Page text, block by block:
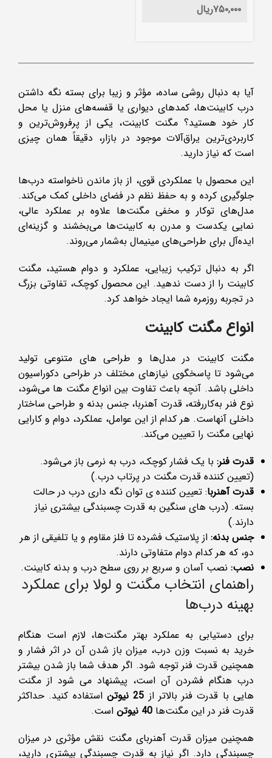
۷۵۰,۰۰۰ریال
آیا به دنبال روشی ساده، مؤثر و زیبا برای بسته نگه داشتن
درب کابینت‌ها، کمدهای دیواری یا قفسه‌های منزل یا محل
کار خود هستید؟ مگنت کابینت، یکی از پرفروش‌ترین و
کاربردی‌ترین یراق‌آلات موجود در بازار، دقیقاً همان چیزی
است که نیاز دارید.
این محصول با عملکردی قوی، از باز ماندن ناخواسته درب‌ها
جلوگیری کرده و به حفظ نظم در فضای داخلی کمک می‌کند.
مدل‌های توکار و مخفی مگنت‌ها علاوه بر عملکرد عالی،
نمایی یکدست و مدرن به کابینت‌ها می‌بخشند و گزینه‌ای
ایده‌آل برای طراحی‌های مینیمال به‌شمار می‌روند.
اگر به دنبال ترکیب زیبایی، عملکرد و دوام هستید، مگنت
کابینت را از دست ندهید. این محصول کوچک، تفاوتی بزرگ
در تجربه روزمره شما ایجاد خواهد کرد.
انواع مگنت کابینت
مگنت کابینت در مدل‌ها و طراحی ‌های متنوعی تولید
می‌شود تا پاسخگوی نیازهای مختلف در طراحی دکوراسیون
داخلی باشد. آنچه باعث تفاوت بین انواع مگنت‌ ها می‌شود،
نوع فنر به‌کاررفته، قدرت آهنربا، جنس بدنه و طراحی ساختار
داخلی آنهاست. هر کدام از این عوامل، عملکرد، دوام و کارایی
نهایی مگنت را تعیین می‌کند.
قدرت فنر: با یک فشار کوچک، درب به نرمی باز می‌شود.
(تعیین کننده قدرت مگنت در پرتاب درب.)
قدرت آهنربا: تعیین کننده ی توان نگه داری درب در حالت
بسته. (درب های سنگین به قدرت چسبندگی بیشتری نیاز
دارند.)
جنس بدنه: از پلاستیک فشرده تا فلز مقاوم و یا تلفیقی از هر
دو، که هر کدام دوام متفاوتی دارند.
نصب: نصب آسان و سریع بر روی سطح درب و بدنه کابینت.
راهنمای انتخاب مگنت و لولا برای عملکرد
بهینه درب‌ها
برای دستیابی به عملکرد بهتر مگنت‌ها، لازم است هنگام
خرید به نسبت وزن درب، میزان باز شدن آن در اثر فشار و
همچنین قدرت فنر توجه شود. اگر هدف شما باز شدن بیشتر
درب هنگام فشردن آن است، پیشنهاد می ‌شود از مگنت‌
هایی با قدرت فنر بالاتر از 25نیوتن استفاده کنید. حداکثر
قدرت فنر در این مگنت‌ها 40 نیوتن است.
همچنین میزان قدرت آهنربای مگنت نقش مؤثری در میزان
چسبندگی دارد. اگر نیاز به قدرت چسبندگی بیشتری دارید،